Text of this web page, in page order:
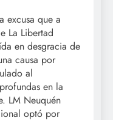
excusa que a
La Libertad
en desgracia de
causa por
al
en la
LM Neuquén
optó por